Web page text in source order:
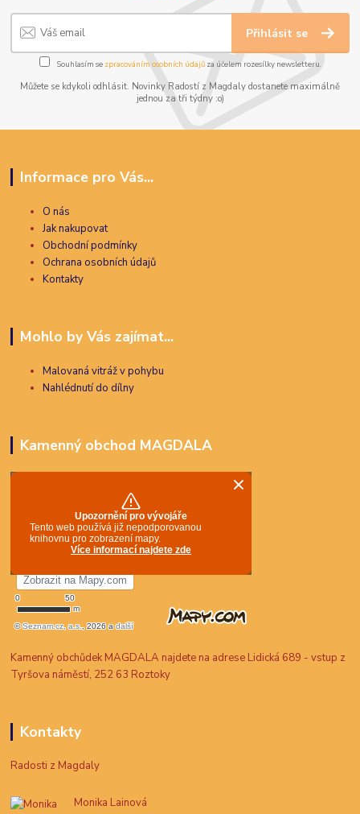
Přihlásit se
Souhlasím se zpracováním osobních údajůza účelem rozesílky newsletteru.
Můžete se kdykoli odhlásit. Novinky Radostí z Magdaly dostanete maximálně
jednou za tři týdny :o)
Informace pro Vás...
O nás
Jak nakupovat
Obchodní podmínky
Ochrana osobních údajů
Kontakty
Mohlo by Vás zajímat...
Malovaná vitráž v pohybu
Nahlédnutí do dílny
Kamenný obchod MAGDALA
Kamenný obchůdek MAGDALA najdete na adrese Lidická 689 - vstup z
Tyršova náměstí, 252 63 Roztoky
Kontakty
Radosti z Magdaly
Monika Lainová